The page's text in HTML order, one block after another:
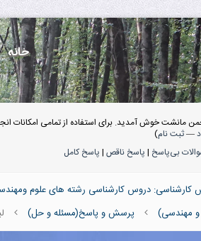
خانه
مانشت خوش آمدید. برای استفاده از تمامی امکانات
—ثبت نام)
بی‌پاسخ | پاسخ ناقص | پاسخ کامل
دروس کارشناسی رشته های علوم
و مهندسی) پرسش و پاسخ(مسئله و حل)